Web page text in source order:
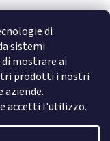
di
sistemi
mostrare ai
prodotti i nostri
aziende.
accetti l'utilizzo.